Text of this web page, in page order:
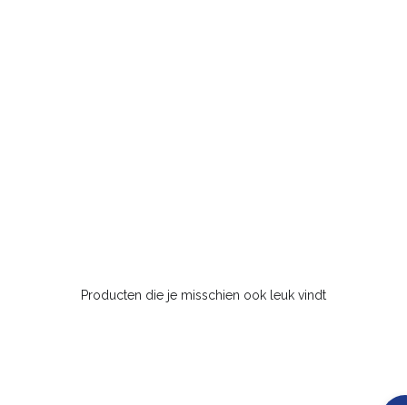
Producten die je misschien ook leuk vindt